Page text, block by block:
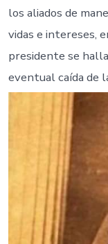
los aliados de
vidas e intereses,
presidente se
eventual caída de